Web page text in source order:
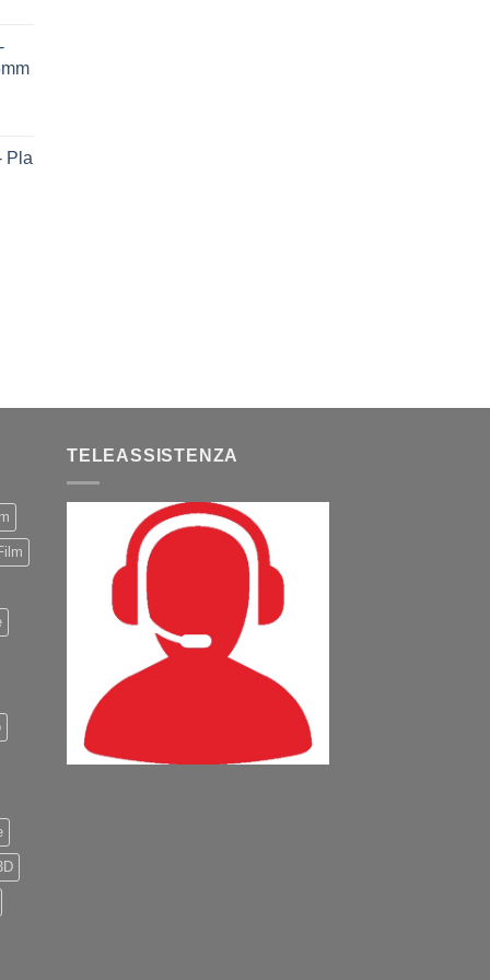
Pla
TELEASSISTENZA